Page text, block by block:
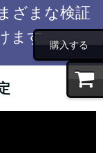
購入する
ざまな検証
ます